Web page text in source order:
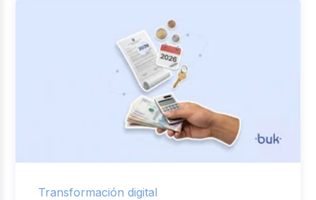
Transformación digital